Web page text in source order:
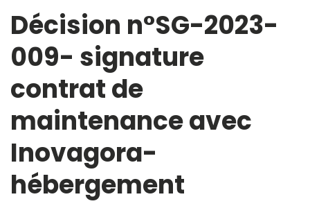
Décision n°SG-2023-
009- signature
contrat de
maintenance avec
Inovagora-
hébergement